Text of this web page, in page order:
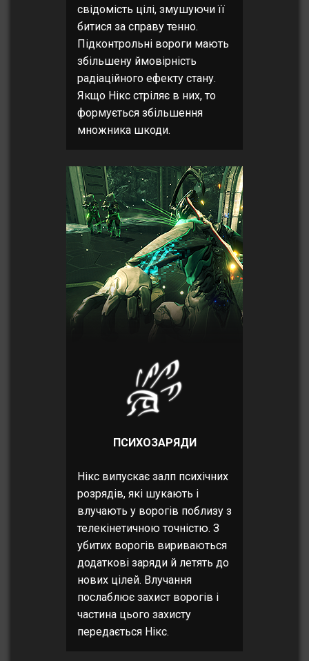
свідомість цілі, змушуючи її
битися за справу тенно.
Підконтрольні вороги мають
збільшену ймовірність
радіаційного ефекту стану.
Якщо Нікс стріляє в них, то
формується збільшення
множника шкоди.
ПСИХОЗАРЯДИ
Нікс випускає залп психічних
розрядів, які шукають і
влучають у ворогів поблизу з
телекінетичною точністю. З
убитих ворогів вириваються
додаткові заряди й летять до
нових цілей. Влучання
послаблює захист ворогів і
частина цього захисту
передається Нікс.